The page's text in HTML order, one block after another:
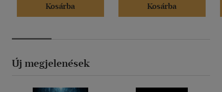
Kosárba
Kosárba
Új megjelenések